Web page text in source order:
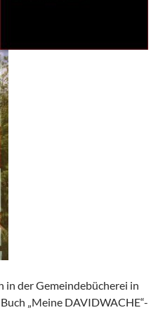
in der Gemeindebücherei in
„Meine DAVIDWACHE“-